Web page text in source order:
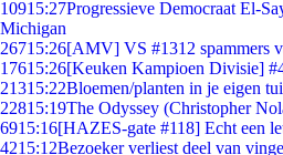
10915:27Progressieve Democraat El-
Michigan
26715:26[AMV] VS #1312 spammers
17615:26[Keuken Kampioen Divisie]
21315:22Bloemen/planten in je eigen
22815:19The Odyssey (Christopher
6915:16[HAZES-gate #118] Echt een
4215:12Bezoeker verliest deel van